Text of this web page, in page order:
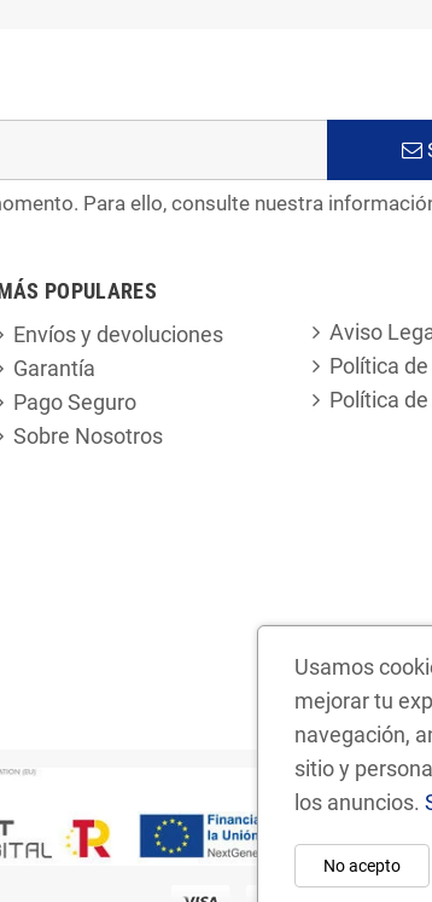
Para ello, consulte nuestra
POPULARES
Envíos y devoluciones
Garantía
Pago Seguro
Sobre Nosotros
Aviso
Política
Política
Usamos
mejorar tu
navegación,
sitio y
los anuncios.
No acepto